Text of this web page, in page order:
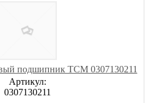
подшипник TCM 0307130211
Артикул:
0307130211